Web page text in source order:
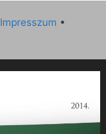
Impresszum •